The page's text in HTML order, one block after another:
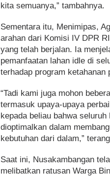
kita semuanya,” tambahnya.
Sementara itu, Menimipas,
arahan dari Komisi IV DPR
yang telah berjalan. Ia
pemanfaatan lahan idle di
terhadap program ketahanan
“Tadi kami juga mohon
termasuk upaya-upaya
kepada beliau bahwa
dioptimalkan dalam
kebutuhan dari dalam,”
Saat ini, Nusakambangan
melibatkan ratusan Warga